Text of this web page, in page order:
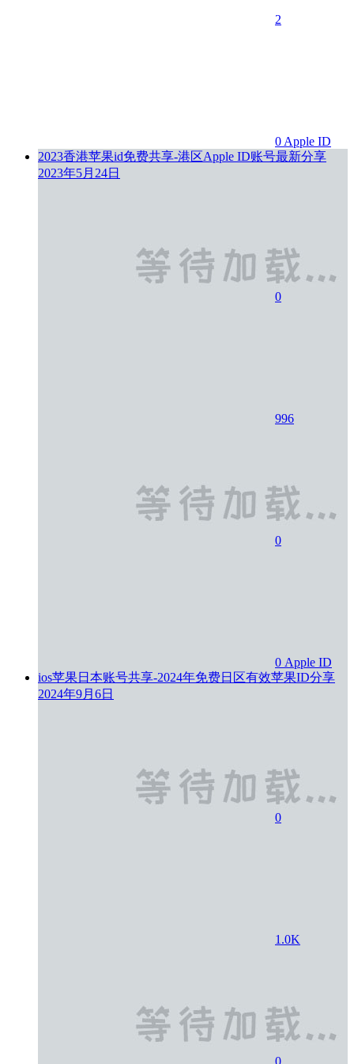
2
0 Apple ID
2023香港苹果id免费共享-港区Apple ID账号最新分享
2023年5月24日
0
996
0
0 Apple ID
ios苹果日本账号共享-2024年免费日区有效苹果ID分享
2024年9月6日
0
1.0K
0